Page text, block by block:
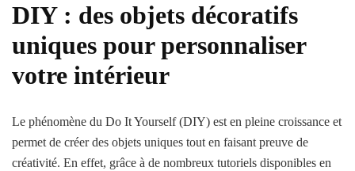
DIY : des objets décoratifs
uniques pour personnaliser
votre intérieur
Le phénomène du Do It Yourself (DIY) est en pleine croissance et
permet de créer des objets uniques tout en faisant preuve de
créativité. En effet, grâce à de nombreux tutoriels disponibles en